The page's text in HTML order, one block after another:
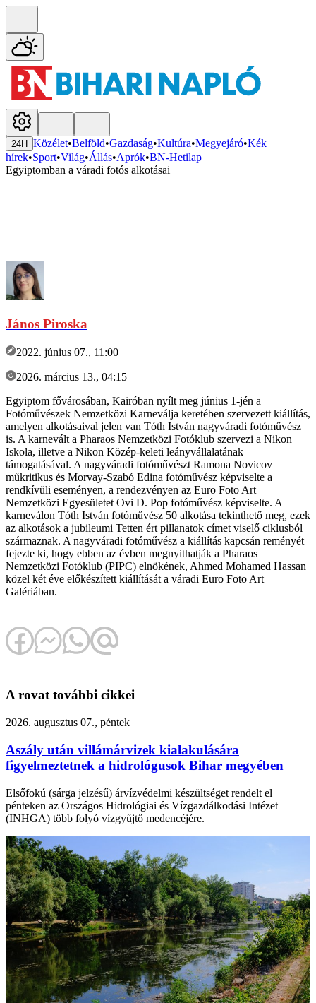
24H Közélet•Belföld•Gazdaság•Kultúra•Megyejáró•Kék
hírek•Sport•Világ•Állás•Aprók•BN-Hetilap
Egyiptomban a váradi fotós alkotásai
János Piroska
2022. június 07., 11:00
2026. március 13., 04:15
Egyiptom fővárosában, Kairóban nyílt meg június 1-jén a
Fotóművészek Nemzetközi Karneválja keretében szervezett kiállítás,
amelyen alkotásaival jelen van Tóth István nagyváradi fotóművész
is. A karnevált a Pharaos Nemzetközi Fotóklub szervezi a Nikon
Iskola, illetve a Nikon Közép-keleti leányvállalatának
támogatásával. A nagyváradi fotóművészt Ramona Novicov
műkritikus és Morvay-Szabó Edina fotóművész képviselte a
rendkívüli eseményen, a rendezvényen az Euro Foto Art
Nemzetközi Egyesületet Ovi D. Pop fotóművész képviselte. A
karneválon Tóth István fotóművész 50 alkotása tekinthető meg, ezek
az alkotások a jubileumi Tetten ért pillanatok címet viselő ciklusból
származnak. A nagyváradi fotóművész a kiállítás kapcsán reményét
fejezte ki, hogy ebben az évben megnyithatják a Pharaos
Nemzetközi Fotóklub (PIPC) elnökének, Ahmed Mohamed Hassan
közel két éve előkészített kiállítását a váradi Euro Foto Art
Galériában.
A rovat további cikkei
2026. augusztus 07., péntek
Aszály után villámárvizek kialakulására
figyelmeztetnek a hidrológusok Bihar megyében
Elsőfokú (sárga jelzésű) árvízvédelmi készültséget rendelt el
pénteken az Országos Hidrológiai és Vízgazdálkodási Intézet
(INHGA) több folyó vízgyűjtő medencéjére.